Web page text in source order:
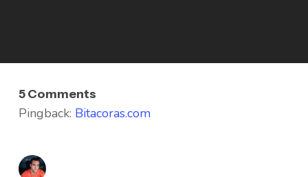
5 Comments
Pingback: Bitacoras.com